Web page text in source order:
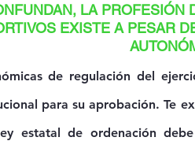
LA PROFESIÓN
EXISTE A PESAR
de regulación del
para su aprobación. Te
estatal de ordenación